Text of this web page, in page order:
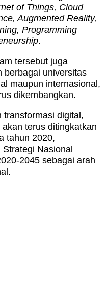
of Things, Cloud
Augmented Reality,
Programming
.
tersebut juga
berbagai universitas
maupun internasional,
dikembangkan.
transformasi digital,
terus ditingkatkan
tahun 2020,
Nasional
2045 sebagai arah